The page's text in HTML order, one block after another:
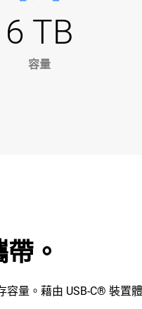
6 TB
容量
。
容量。藉由 USB-C® 裝